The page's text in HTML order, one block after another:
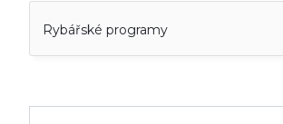
Rybářské programy